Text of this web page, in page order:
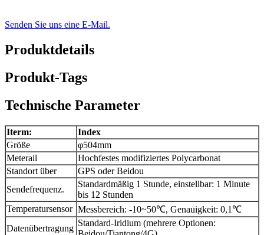
Senden Sie uns eine E-Mail.
Produktdetails
Produkt-Tags
Technische Parameter
Iterm:
Index
Größe
φ504mm
Meterail
Hochfestes modifiziertes Polycarbonat
Standort über
GPS oder Beidou
Sendefrequenz.
Standardmäßig 1 Stunde, einstellbar: 1 Minute
bis 12 Stunden
Temperatursensor Messbereich: -10~50℃, Genauigkeit: 0,1℃
Datenübertragung
Standard-Iridium (mehrere Optionen: